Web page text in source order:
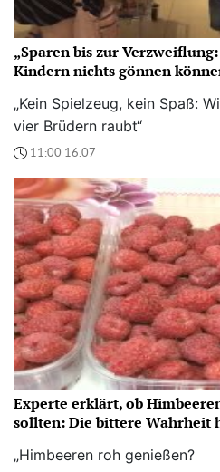
„Sparen bis zur
Kindern nichts gönnen
„Kein Spielzeug, kein Spaß:
vier Brüdern raubt“
11:00 16.07
Experte erklärt, ob
sollten: Die bittere Wahrheit
„Himbeeren roh genießen?